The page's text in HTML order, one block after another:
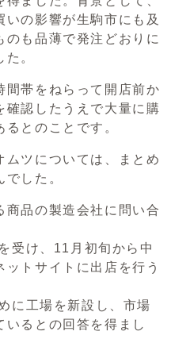
の影響が生駒市にも及
のも品薄で発注どおりに
。
帯をねらって開店前か
確認したうえで大量に購
とのことです。
ツについては、まとめ
した。
品の製造会社に問い合
受け、11月初旬から中
トサイトに出店を行う
に工場を新設し、市場
るとの回答を得まし